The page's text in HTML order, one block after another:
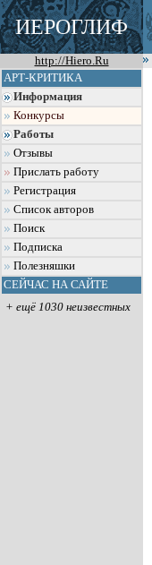
ИЕРОГЛИФ
http://Hiero.Ru
АРТ-КРИТИКА
Информация
Конкурсы
Работы
Отзывы
Прислать работу
Регистрация
Список авторов
Поиск
Подписка
Полезняшки
СЕЙЧАС НА САЙТЕ
+ ещё 1030 неизвестных